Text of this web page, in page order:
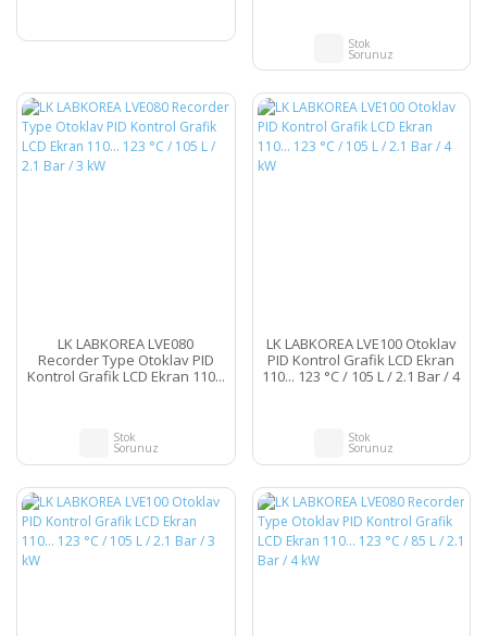
Stok
Sorunuz
LK LABKOREA LVE080
Recorder Type Otoklav PID
Kontrol Grafik LCD Ekran 110...
Stok
Sorunuz
LK LABKOREA LVE100 Otoklav
PID Kontrol Grafik LCD Ekran
110... 123 °C / 105 L / 2.1 Bar / 4
Stok
Sorunuz